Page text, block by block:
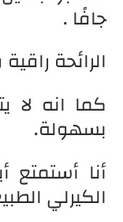
جافًا .
الرائحة
كما انه لا
بسهولة.
أنا أستمتع
الكيرلي